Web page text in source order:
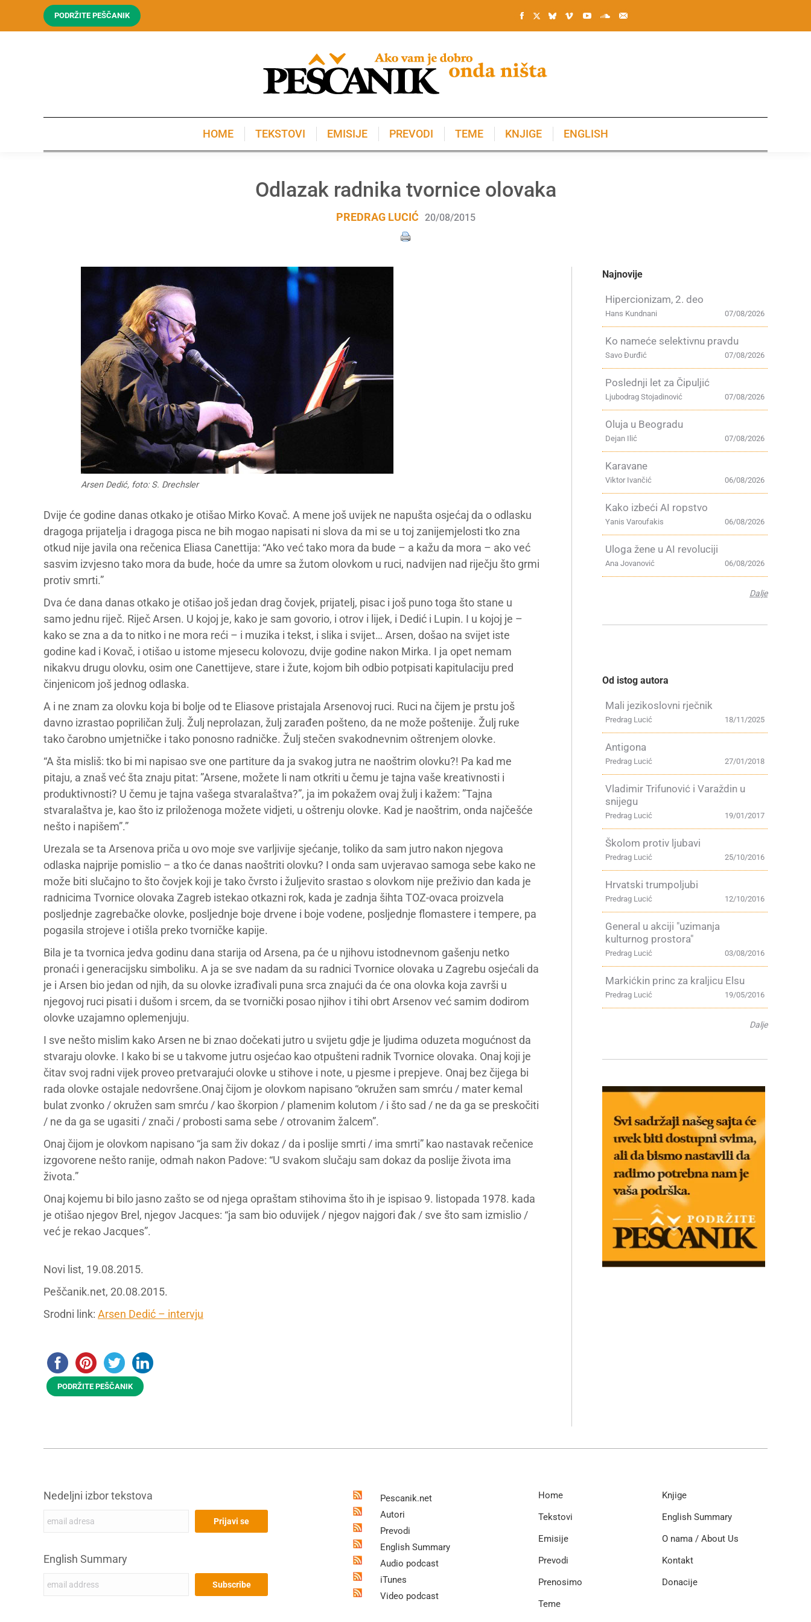
PODRŽITE PEŠČANIK
HOME TEKSTOVI EMISIJE PREVODI TEME KNJIGE ENGLISH
Odlazak radnika tvornice olovaka
PREDRAG LUCIĆ 20/08/2015
Arsen Dedić, foto: S. Drechsler
Dvije će godine danas otkako je otišao Mirko Kovač. A mene još uvijek ne napušta osjećaj da o odlasku
dragoga prijatelja i dragoga pisca ne bih mogao napisati ni slova da mi se u toj zanijemjelosti tko zna
otkud nije javila ona rečenica Eliasa Canettija: “Ako već tako mora da bude – a kažu da mora – ako već
sasvim izvjesno tako mora da bude, hoće da umre sa žutom olovkom u ruci, nadvijen nad riječju što grmi
protiv smrti.”
Dva će dana danas otkako je otišao još jedan drag čovjek, prijatelj, pisac i još puno toga što stane u
samo jednu riječ. Riječ Arsen. U kojoj je, kako je sam govorio, i otrov i lijek, i Dedić i Lupin. I u kojoj je –
kako se zna a da to nitko i ne mora reći – i muzika i tekst, i slika i svijet… Arsen, došao na svijet iste
godine kad i Kovač, i otišao u istome mjesecu kolovozu, dvije godine nakon Mirka. I ja opet nemam
nikakvu drugu olovku, osim one Canettijeve, stare i žute, kojom bih odbio potpisati kapitulaciju pred
činjenicom još jednog odlaska.
A i ne znam za olovku koja bi bolje od te Eliasove pristajala Arsenovoj ruci. Ruci na čijem je prstu još
davno izrastao popriličan žulj. Žulj neprolazan, žulj zarađen pošteno, da ne može poštenije. Žulj ruke
tako čarobno umjetničke i tako ponosno radničke. Žulj stečen svakodnevnim oštrenjem olovke.
“A šta misliš: tko bi mi napisao sve one partiture da ja svakog jutra ne naoštrim olovku?! Pa kad me
pitaju, a znaš već šta znaju pitat: ”Arsene, možete li nam otkriti u čemu je tajna vaše kreativnosti i
produktivnosti? U čemu je tajna vašega stvaralaštva?”, ja im pokažem ovaj žulj i kažem: ”Tajna
stvaralaštva je, kao što iz priloženoga možete vidjeti, u oštrenju olovke. Kad je naoštrim, onda najčešće
nešto i napišem”.”
Urezala se ta Arsenova priča u ovo moje sve varljivije sjećanje, toliko da sam jutro nakon njegova
odlaska najprije pomislio – a tko će danas naoštriti olovku? I onda sam uvjeravao samoga sebe kako ne
može biti slučajno to što čovjek koji je tako čvrsto i žuljevito srastao s olovkom nije preživio dan kada je
radnicima Tvornice olovaka Zagreb istekao otkazni rok, kada je zadnja šihta TOZ-ovaca proizvela
posljednje zagrebačke olovke, posljednje boje drvene i boje vodene, posljednje flomastere i tempere, pa
pogasila strojeve i otišla preko tvorničke kapije.
Bila je ta tvornica jedva godinu dana starija od Arsena, pa će u njihovu istodnevnom gašenju netko
pronaći i generacijsku simboliku. A ja se sve nadam da su radnici Tvornice olovaka u Zagrebu osjećali da
je i Arsen bio jedan od njih, da su olovke izrađivali puna srca znajući da će ona olovka koja završi u
njegovoj ruci pisati i dušom i srcem, da se tvornički posao njihov i tihi obrt Arsenov već samim dodirom
olovke uzajamno oplemenjuju.
I sve nešto mislim kako Arsen ne bi znao dočekati jutro u svijetu gdje je ljudima oduzeta mogućnost da
stvaraju olovke. I kako bi se u takvome jutru osjećao kao otpušteni radnik Tvornice olovaka. Onaj koji je
čitav svoj radni vijek proveo pretvarajući olovke u stihove i note, u pjesme i prepjeve. Onaj bez čijega bi
rada olovke ostajale nedovršene.Onaj čijom je olovkom napisano “okružen sam smrću / mater kemal
bulat zvonko / okružen sam smrću / kao škorpion / plamenim kolutom / i što sad / ne da ga se preskočiti
/ ne da ga se ugasiti / znači / probosti sama sebe / otrovanim žalcem”.
Onaj čijom je olovkom napisano “ja sam živ dokaz / da i poslije smrti / ima smrti” kao nastavak rečenice
izgovorene nešto ranije, odmah nakon Padove: “U svakom slučaju sam dokaz da poslije života ima
života.”
Onaj kojemu bi bilo jasno zašto se od njega opraštam stihovima što ih je ispisao 9. listopada 1978. kada
je otišao njegov Brel, njegov Jacques: “ja sam bio oduvijek / njegov najgori đak / sve što sam izmislio /
već je rekao Jacques”.
Novi list, 19.08.2015.
Peščanik.net, 20.08.2015.
Srodni link: Arsen Dedić – intervju
PODRŽITE PEŠČANIK
Najnovije
Hipercionizam, 2. deo
07/08/2026
Hans Kundnani
Ko nameće selektivnu pravdu
07/08/2026
Savo Đurđić
Poslednji let za Čipuljić
07/08/2026
Ljubodrag Stojadinović
Oluja u Beogradu
07/08/2026
Dejan Ilić
Karavane
06/08/2026
Viktor Ivančić
Kako izbeći AI ropstvo
06/08/2026
Yanis Varoufakis
Uloga žene u AI revoluciji
06/08/2026
Ana Jovanović
Dalje
Od istog autora
Mali jezikoslovni rječnik
18/11/2025
Predrag Lucić
Antigona
27/01/2018
Predrag Lucić
Vladimir Trifunović i Varaždin u
snijegu
19/01/2017
Predrag Lucić
Školom protiv ljubavi
25/10/2016
Predrag Lucić
Hrvatski trumpoljubi
12/10/2016
Predrag Lucić
General u akciji "uzimanja
kulturnog prostora"
03/08/2016
Predrag Lucić
Markićkin princ za kraljicu Elsu
19/05/2016
Predrag Lucić
Dalje
Nedeljni izbor tekstova
English Summary
Pescanik.net
Autori
Prevodi
English Summary
Audio podcast
iTunes
Video podcast
Home
Tekstovi
Emisije
Prevodi
Prenosimo
Teme
Knjige
English Summary
O nama / About Us
Kontakt
Donacije
KNJIGE ENGLISH